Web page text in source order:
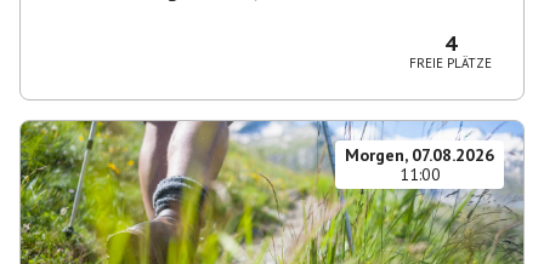
4
FREIE PLÄTZE
Morgen, 07.08.2026
11:00